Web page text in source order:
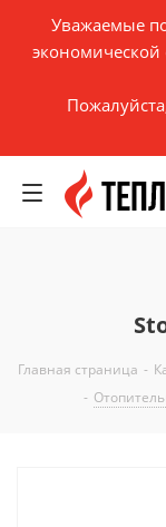
Уважаемые
экономической
Главная страница -
-